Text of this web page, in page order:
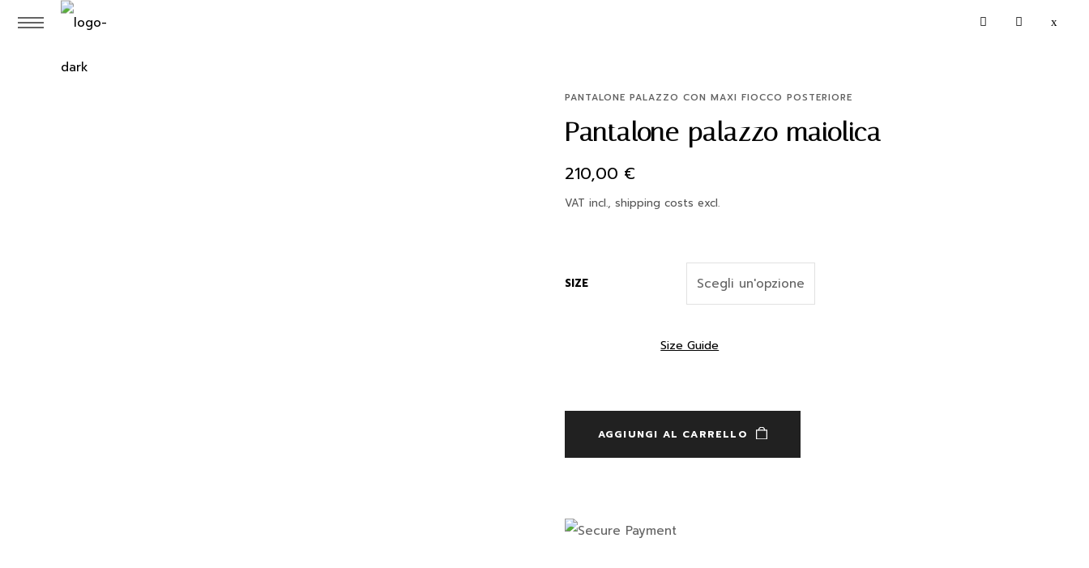
PANTALONE PALAZZO CON MAXI FIOCCO POSTERIORE
Pantalone palazzo maiolica
210,00 €
VAT incl., shipping costs excl.
SIZE
Size Guide
AGGIUNGI AL CARRELLO